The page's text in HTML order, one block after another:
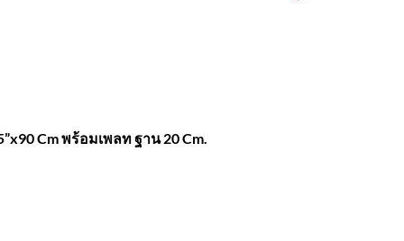
Cm พร้อมเพลท ฐาน 20 Cm.